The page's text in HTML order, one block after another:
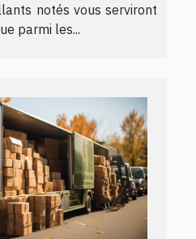
notés vous serviront
parmi les...